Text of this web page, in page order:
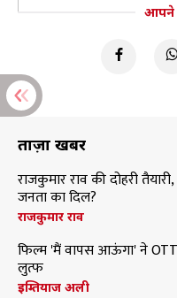
आपने
ताज़ा खबरें
राजकुमार राव की दोहरी
जनता का दिल?
राजकुमार राव
फिल्म 'मैं वापस आऊंगा' ने
लुत्फ
इम्तियाज अली